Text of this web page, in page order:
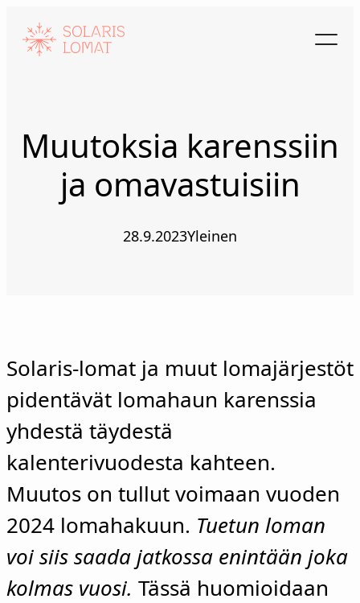
sisältöön
Muutoksia karenssiin
ja omavastuisiin
28.9.2023Yleinen
Solaris-lomat ja muut lomajärjestöt
pidentävät lomahaun karenssia
yhdestä täydestä
kalenterivuodesta kahteen.
Muutos on tullut voimaan vuoden
2024 lomahakuun. Tuetun loman
voi siis saada jatkossa enintään joka
kolmas vuosi. Tässä huomioidaan